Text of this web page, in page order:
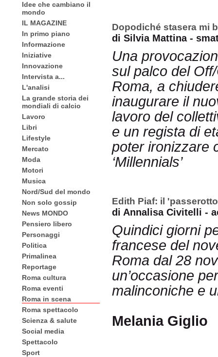
Idee che cambiano il
mondo
IL MAGAZINE
In primo piano
Informazione
Iniziative
Innovazione
Intervista a...
L'analisi
La grande storia dei
mondiali di calcio
Lavoro
Libri
Lifestyle
Mercato
Moda
Motori
Musica
Nord/Sud del mondo
Non solo gossip
News MONDO
Pensiero libero
Personaggi
Politica
Primalinea
Reportage
Roma cultura
Roma eventi
Roma in scena
Roma spettacolo
Scienza & salute
Social media
Spettacolo
Sport
Dopodiché stasera mi
di Silvia Mattina -
Una
sul palco del
Roma, a
inaugurare il
lavoro del
e un regista di
poter ironizzare
‘Millennials’
Edith Piaf: il
di Annalisa Civitelli -
Quindici giorni
francese del
Roma dal 28
un’occasione
malinconiche e
Melania Giglio